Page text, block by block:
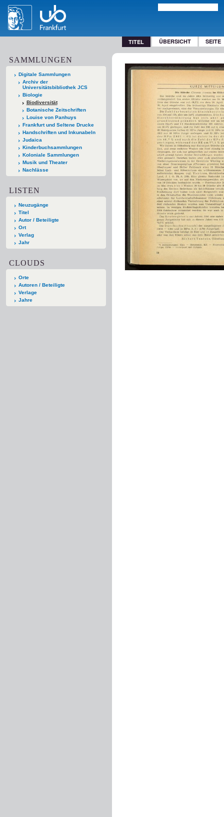
TITEL ÜBERSICHT SEITE
SAMMLUNGEN
Digitale Sammlungen
Archiv der
Universitätsbibliothek JCS
Biologie
Biodiversität
Botanische Zeitschriften
Louise von Panhuys
Frankfurt und Seltene Drucke
Handschriften und Inkunabeln
Judaica
Kinderbuchsammlungen
Koloniale Sammlungen
Musik und Theater
Nachlässe
LISTEN
Neuzugänge
Titel
Autor / Beteiligte
Ort
Verlag
Jahr
CLOUDS
Orte
Autoren / Beteiligte
Verlage
Jahre